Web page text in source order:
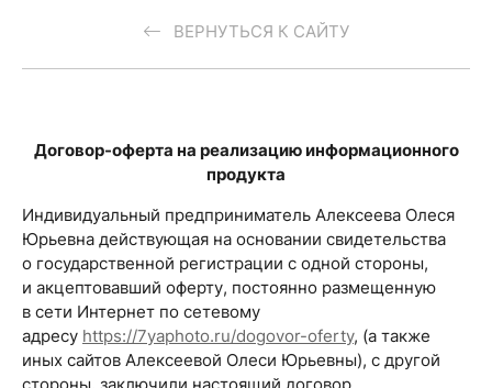
ВЕРНУТЬСЯ К САЙТУ
Договор-оферта на реализацию информационного
продукта
Индивидуальный предприниматель Алексеева Олеся
Юрьевна действующая на основании свидетельства
о государственной регистрации с одной стороны,
и акцептовавший оферту, постоянно размещенную
в сети Интернет по сетевому
адресу https://7yaphoto.ru/dogovor-oferty, (а также
иных сайтов Алексеевой Олеси Юрьевны), с другой